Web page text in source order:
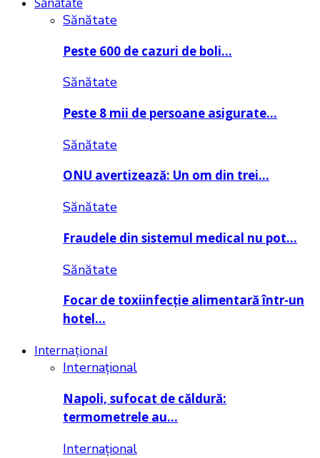
Sănătate
Peste 600 de cazuri de boli…
Sănătate
Peste 8 mii de persoane asigurate…
Sănătate
ONU avertizează: Un om din trei…
Sănătate
Fraudele din sistemul medical nu pot…
Sănătate
Focar de toxiinfecție alimentară într-un
hotel…
Internațional
Internațional
Napoli, sufocat de căldură:
termometrele au…
Internațional